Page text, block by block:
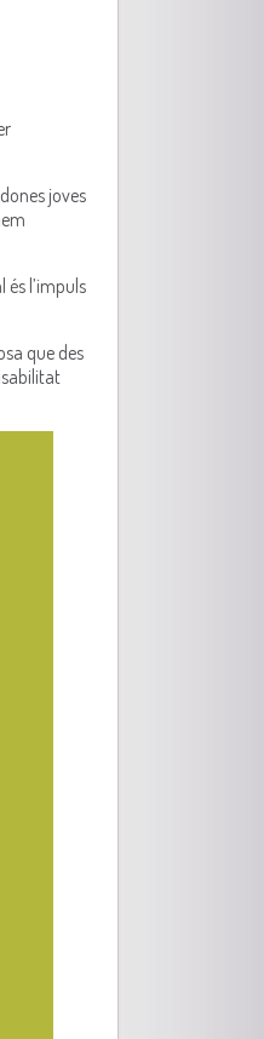
joves
l’impuls
que des